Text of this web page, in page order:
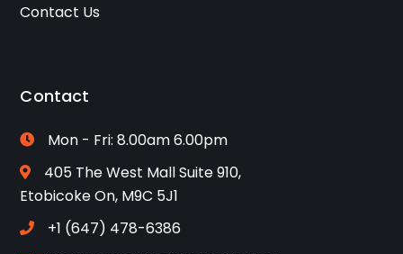
Contact Us
Contact
Mon - Fri: 8.00am 6.00pm
405 The West Mall Suite 910,
Etobicoke On, M9C 5J1
+1 (647) 478-6386